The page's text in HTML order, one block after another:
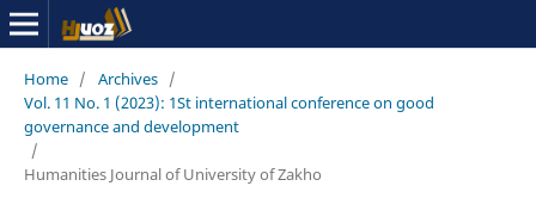
Home / Archives /
Vol. 11 No. 1 (2023): 1St international conference on good
governance and development
/
Humanities Journal of University of Zakho